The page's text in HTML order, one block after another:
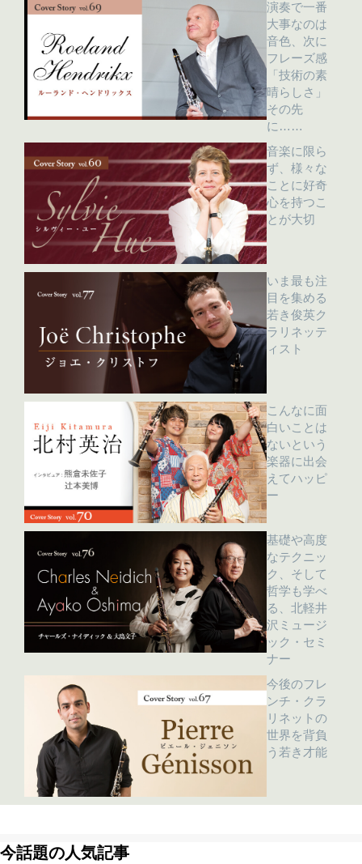
演奏で一番
大事なのは
音色、次に
フレーズ感
「技術の素
晴らしさ」
その先
に……
音楽に限ら
ず、様々な
ことに好奇
心を持つこ
とが大切
いま最も注
目を集める
若き俊英ク
ラリネッテ
ィスト
こんなに面
白いことは
ないという
楽器に出会
えてハッピ
ー
基礎や高度
なテクニッ
ク、そして
哲学も学べ
る、北軽井
沢ミュージ
ック・セミ
ナー
今後のフレ
ンチ・クラ
リネットの
世界を背負
う若き才能
今話題の人気記事